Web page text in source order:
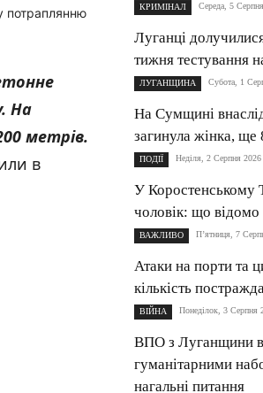
потраплянню
На
метрів.
в
КРИМІНАЛ Середа, 5
Луганці
тижня тестування
ЛУГАНЩИНА Субота, 1
На Сумщині
загинула жінка,
ПОДІЇ Неділя, 2 Серпня 2026
У Коростенському
чоловік: що відомо
ВАЖЛИВО П’ятниця, 7
Атаки на порти та
кількість
ВІЙНА Понеділок, 3 Серпня
ВПО з Луганщини в
гуманітарними
нагальні питання